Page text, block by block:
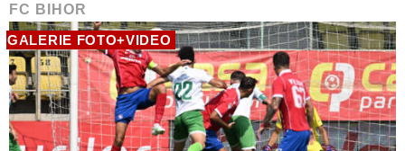
FC BIHOR
GALERIE FOTO+VIDEO